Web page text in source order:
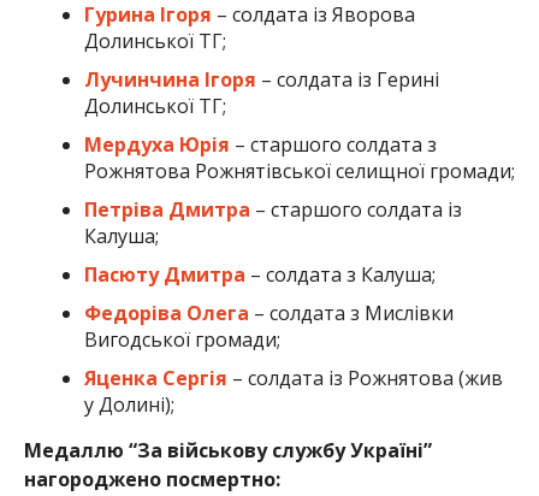
Гурина Ігоря – солдата із Яворова
Долинської ТГ;
Лучинчина Ігоря – солдата із Герині
Долинської ТГ;
Мердуха Юрія – старшого солдата з
Рожнятова Рожнятівської селищної громади;
Петріва Дмитра – старшого солдата із
Калуша;
Пасюту Дмитра – солдата з Калуша;
Федоріва Олега – солдата з Мислівки
Вигодської громади;
Яценка Сергія – солдата із Рожнятова (жив
у Долині);
Медаллю “За військову службу Україні”
нагороджено посмертно: